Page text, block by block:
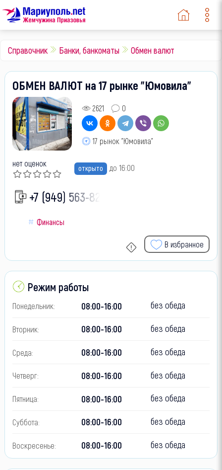
Справочник Банки, банкоматы Обмен валют
ОБМЕН ВАЛЮТ на 17 рынке "Юмовила"
2621 0
17 рынок "Юмовила"
нет оценок открыто до 16:00
+7 (949) 563-82-
Финансы
В избранное
Режим работы
Понедельник: 08:00-16:00 без обеда
Вторник: 08:00-16:00 без обеда
Среда: 08:00-16:00 без обеда
Четверг: 08:00-16:00 без обеда
Пятница: 08:00-16:00 без обеда
Суббота: 08:00-16:00 без обеда
Воскресенье: 08:00-16:00 без обеда